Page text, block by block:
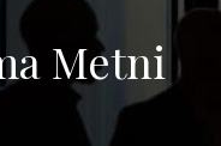
Metni